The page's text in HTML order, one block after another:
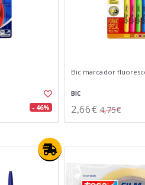
- 46%
Bic marcador
BIC
2,66€ 4,75€